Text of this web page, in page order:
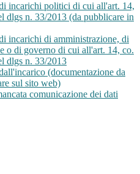
incarichi politici di cui all'art. 14,
dlgs n. 33/2013 (da pubblicare in
incarichi di amministrazione, di
o di governo di cui all'art. 14, co.
dlgs n. 33/2013
(documentazione da
sul sito web)
comunicazione dei dati